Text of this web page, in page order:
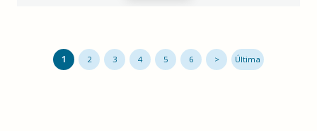
1 2 3 4 5 6 > Última